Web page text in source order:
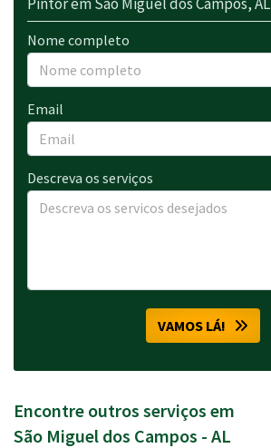
Nome completo
Email
Descreva os serviços
VAMOS LÁ!
Encontre outros serviços em
São Miguel dos Campos - AL